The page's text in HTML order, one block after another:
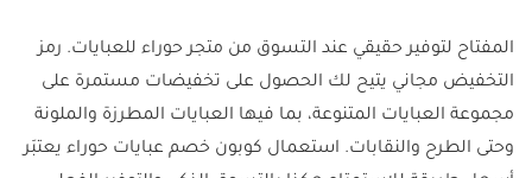
المفتاح لتوفير حقيقي عند التسوق من متجر حوراء للعبايات. رمز
التخفيض مجاني يتيح لك الحصول على تخفيضات مستمرة على
مجموعة العبايات المتنوعة، بما فيها العبايات المطرزة والملونة
وحتى الطرح والنقابات. استعمال كوبون خصم عبايات حوراء يعتبَر